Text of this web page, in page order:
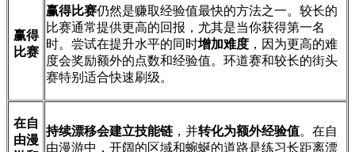
赢得
比赛
赢得比赛仍然是赚取经验值最快的方法之一。较长的
比赛通常提供更高的回报，尤其是当你获得第一名
时。尝试在提升水平的同时增加难度 ，因为更高的难
度会奖励额外的点数和经验值。环道赛和较长的街头
赛特别适合快速刷级。
在自
由漫
持续漂移会建立技能链 ，并转化为额外经验值。在自
由漫游中，开阔的区域和蜿蜒的道路是练习长距离漂